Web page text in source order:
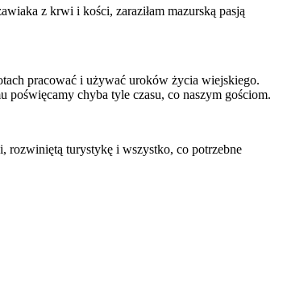
z krwi i kości, zaraziłam mazurską pasją
pracować i używać uroków życia wiejskiego.
chyba tyle czasu, co naszym gościom.
rozwiniętą turystykę i wszystko, co potrzebne